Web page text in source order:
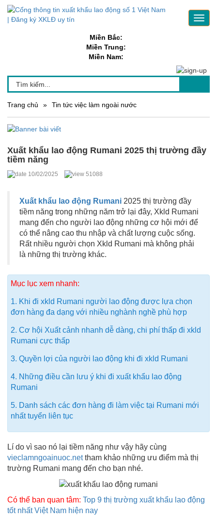
Miền Bắc:
Miền Trung:
Miền Nam:
Trang chủ » Tin tức việc làm ngoài nước
Xuất khẩu lao động Rumani 2025 thị trường đầy
tiềm năng
10/02/2025 51088
Xuất khẩu lao động Rumani 2025 thị trường đầy
tiềm năng trong những năm trở lại đây, Xkld Rumani
mang đến cho người lao động những cơ hội mới để
có thể nâng cao thu nhập và chất lượng cuộc sống.
Rất nhiều người chọn Xkld Rumani mà không phải
là những thị trường khác.
Mục lục xem nhanh:
1. Khi đi xkld Rumani người lao động được lựa chọn
đơn hàng đa dạng với nhiều nghành nghề phù hợp
2. Cơ hội Xuất cảnh nhanh dễ dàng, chi phí thấp đi xkld
Rumani cực thấp
3. Quyền lợi của người lao động khi đi xkld Rumani
4. Những điều cần lưu ý khi đi xuất khẩu lao động
Rumani
5. Danh sách các đơn hàng đi làm việc tại Rumani mới
nhất tuyển liên tục
Lí do vì sao nó lại tiềm năng như vậy hãy cùng
vieclamngoainuoc.nettham khảo những ưu điểm mà thị
trường Rumani mang đến cho bạn nhé.
Có thể ban quan tâm: Top 9 thị trường xuất khẩu lao động
tốt nhất Việt Nam hiện nay